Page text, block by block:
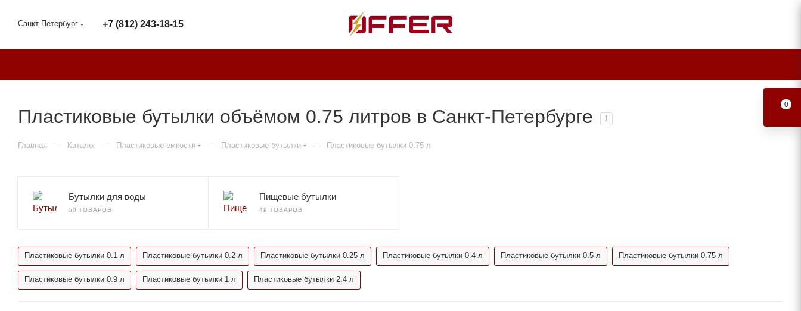
Санкт-Петербург +7 (812) 243-18-15
Пластиковые бутылки объёмом 0.75 литров в Санкт-Петербурге 1
Главная — Каталог — Пластиковые емкости — Пластиковые бутылки — Пластиковые бутылки 0.75 л
Бутылки для воды
50 ТОВАРОВ
Пищевые бутылки
49 ТОВАРОВ
Пластиковые бутылки 0.1 л Пластиковые бутылки 0.2 л Пластиковые бутылки 0.25 л Пластиковые бутылки 0.4 л Пластиковые бутылки 0.5 л Пластиковые бутылки 0.75 л
Пластиковые бутылки 0.9 л Пластиковые бутылки 1 л Пластиковые бутылки 2.4 л
0